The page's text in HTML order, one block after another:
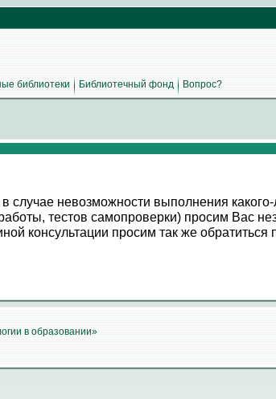
библиотеки Библиотечный фонд Вопрос?
случае невозможности выполнения
тестов самопроверки) просим Вас
консультации просим так же
в образовании»